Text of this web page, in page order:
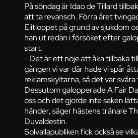
På söndag är Idao de Tillard
att ta revansch. Förra året
Elitloppet på grund av sjukdom
han ut redan i försöket efter
start.
- Det är ett nöje att åka tillbaka
gången vi var där hade vi spår
reklamskyltarna, så det var
Dessutom galopperade A Fair
oss och det gjorde inte saken
händer, säger hästens tränare
Duvaldestin.
Solvallapubliken fick också se